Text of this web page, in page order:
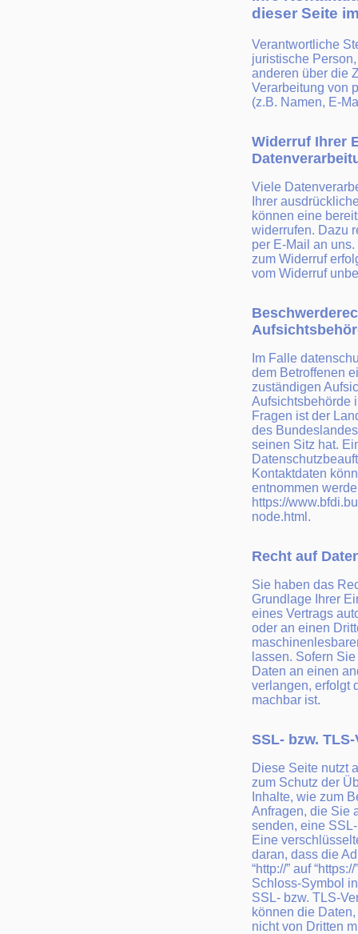
dieser Seite
Verantwortliche
juristische
anderen über die
Verarbeitung von
(z.B. Namen, E-
Widerruf Ihrer
Viele
Ihrer
können eine
widerrufen. Dazu
per E-Mail an
zum Widerruf
vom Widerruf
Im Falle
dem Betroffenen
zuständigen
Aufsichtsbehörde
Fragen ist der
des
seinen Sitz hat.
Kontaktdaten
entnommen
https://
node.html.
Recht auf
Sie haben das
Grundlage Ihrer
eines Vertrags
oder an einen
lassen. Sofern
Daten an einen
verlangen, erfolgt
machbar ist.
SSL- bzw.
Diese Seite nutzt
zum Schutz der
Inhalte, wie zum
Anfragen, die Sie
senden, eine
Eine
daran, dass die
“http://” auf
Schloss-Symbol
SSL- bzw. TLS-
können die
nicht von Dritten